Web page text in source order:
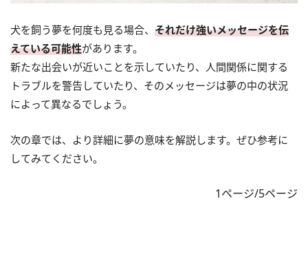
犬を飼う夢を何度も見る場合、 それだけ強いメッセージを伝
えている可能性があります。
新たな出会いが近いことを示していたり、人間関係に関する
トラブルを警告していたり、そのメッセージは夢の中の状況
によって異なるでしょう。
次の章では、より詳細に夢の意味を解説します。ぜひ参考に
してみてください。
1ページ/5ページ